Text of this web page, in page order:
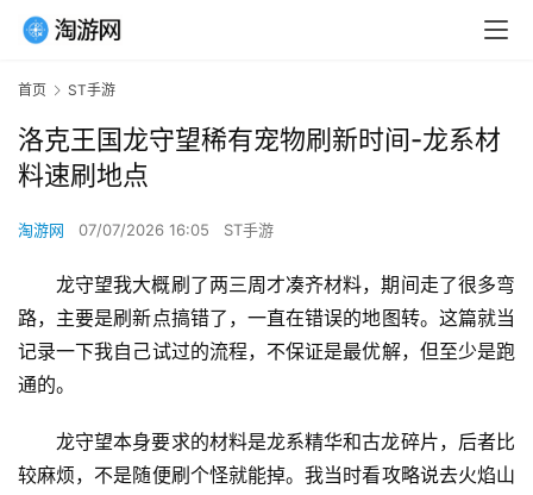
首页 ST手游
洛克王国龙守望稀有宠物刷新时间-龙系材
料速刷地点
淘游网 07/07/2026 16:05 ST手游
龙守望我大概刷了两三周才凑齐材料，期间走了很多弯
路，主要是刷新点搞错了，一直在错误的地图转。这篇就当
记录一下我自己试过的流程，不保证是最优解，但至少是跑
通的。
龙守望本身要求的材料是龙系精华和古龙碎片，后者比
较麻烦，不是随便刷个怪就能掉。我当时看攻略说去火焰山